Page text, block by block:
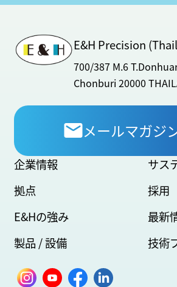
E&H Precision
700/387 M.6
Chonburi 20000
メールマガジ
企業情報
拠点
E&Hの強み
製品 / 設備
サス
採用
最新
技術